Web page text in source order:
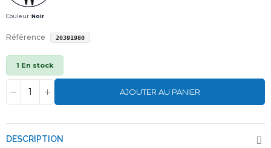
Couleur :Noir
Référence 20391980
1 En stock
AJOUTER AU PANIER
DESCRIPTION